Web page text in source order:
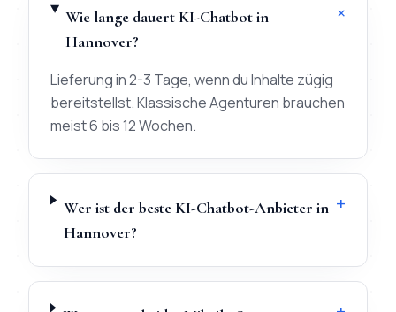
Wie lange dauert KI-Chatbot in
Hannover?
+
Lieferung in 2-3 Tage, wenn du Inhalte zügig
bereitstellst. Klassische Agenturen brauchen
meist 6 bis 12 Wochen.
Wer ist der beste KI-Chatbot-Anbieter in
Hannover?
+